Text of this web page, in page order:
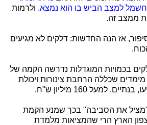
למצב הביש בו הוא נמצא. ולרמות
ממצב זה.
אז הנה החדשות: דלקים לא מגיעים
בכמויות המוגדלות נדרשה הקמה של
שכללה הרחבת צינורות ויכולת
למעל 160 מיליון ש"ח.
את הסביבה" בכך שמנע הקמת
הארץ הרי שהמציאות מלמדת